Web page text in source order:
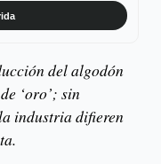
del algodón
‘oro’; sin
industria difieren